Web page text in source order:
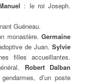
: le roi Joseph.
Guéneau.
monastère.Germaine
de Juan.Sylvie
filles accueillantes.
Robert Dalban
d’un poste